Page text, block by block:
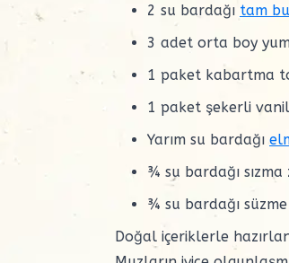
2 su bardağı tam
3 adet orta boy
1 paket kabartma
1 paket şekerli
Yarım su bardağı
¾ su bardağı sızma
¾ su bardağı
Doğal içeriklerle